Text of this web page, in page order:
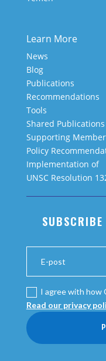
Learn More
News
Blog
Publications
Recommendations
Tools
Shared Publications
Supporting
Policy
Implementation of
UNSC Resolution
I agree with how
Read our privacy